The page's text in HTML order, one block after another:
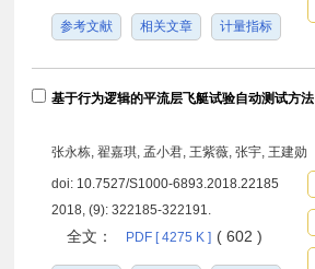
参考文献 相关文章 计量指标
基于行为逻辑的平流层飞艇试验自动测试方法
张永栋, 翟嘉琪, 孟小君, 王紫薇, 张宇, 王建勋
doi: 10.7527/S1000-6893.2018.22185
2018, (9): 322185-322191.
全文： PDF [ 4275 K ] ( 602 )